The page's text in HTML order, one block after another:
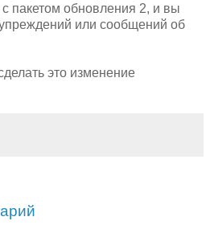
пакетом обновления 2, и вы
или сообщений об
это изменение